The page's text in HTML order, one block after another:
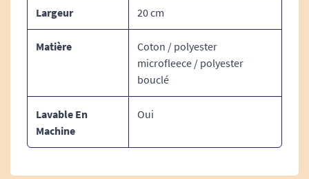
Face B : 90% coton et 10% polyester bouclé
Lavage à 40° en machine (60° en cas de maladie)
Séchage en machine à température modérée
Possibilité de repassage (non nécessaire)
Largeur 20 cm
Matière
Coton / polyester
microfleece / polyester
bouclé
Lavable En
Machine
Oui